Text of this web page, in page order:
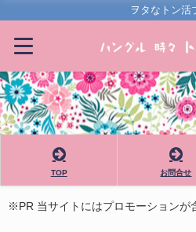
ヲタなトン活
TOP お問合せ
※PR 当サイトにはプロモーションが